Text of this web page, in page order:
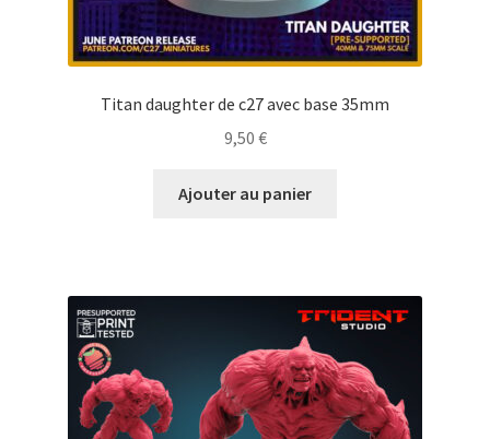
Titan daughter de c27 avec base 35mm
9,50 €
Ajouter au panier